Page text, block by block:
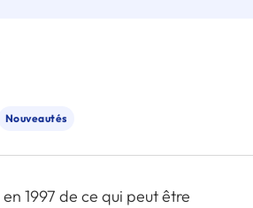
Nouveautés
1997 de ce qui peut être